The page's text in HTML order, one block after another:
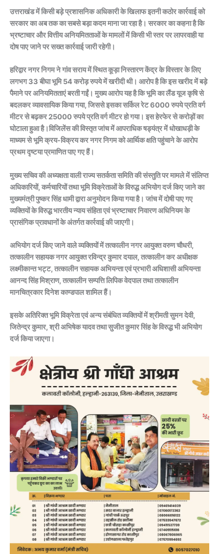
उत्तराखंड में किसी बड़े प्रशासनिक अधिकारी के खिलाफ इतनी कठोर कार्रवाई को
सरकार का अब तक का सबसे बड़ा कदम माना जा रहा है। सरकार का कहना है कि
भ्रष्टाचार और वित्तीय अनियमितताओं के मामलों में किसी भी स्तर पर लापरवाही या
दोष पाए जाने पर सख्त कार्रवाई जारी रहेगी।
हरिद्वार नगर निगम ने गांव सराय में स्थित कूड़ा निस्तारण केंद्र के विस्तार के लिए
लगभग 33 बीघा भूमि 54 करोड़ रुपये में खरीदी थी। आरोप है कि इस खरीद में बड़े
पैमाने पर अनियमितताएं बरती गईं। मुख्य आरोप यह है कि भूमि का लैंड यूज कृषि से
बदलकर व्यावसायिक किया गया, जिससे इसका सर्किल रेट 6000 रुपये प्रति वर्ग
मीटर से बढ़कर 25000 रुपये प्रति वर्ग मीटर हो गया। इस हेरफेर से करोड़ों का
घोटाला हुआ है।विजिलेंस की विस्तृत जांच में आपराधिक षड्यंत्र में धोखाधड़ी के
माध्यम से भूमि क्रय-विक्रय कर नगर निगम को आर्थिक क्षति पहुंचाने के आरोप
प्रथम दृष्टया प्रमाणित पाए गए हैं।
मुख्य सचिव की अध्यक्षता वाली राज्य सतर्कता समिति की संस्तुति पर मामले में संलिप्त
अधिकारियों, कर्मचारियों तथा भूमि विक्रेताओं के विरुद्ध अभियोग दर्ज किए जाने का
मुख्यमंत्री पुष्कर सिंह धामी द्वारा अनुमोदन किया गया है। जांच में दोषी पाए गए
व्यक्तियों के विरुद्ध भारतीय न्याय संहिता एवं भ्रष्टाचार निवारण अधिनियम के
प्रासंगिक प्रावधानों के अंतर्गत कार्रवाई की जाएगी।
अभियोग दर्ज किए जाने वाले व्यक्तियों में तत्कालीन नगर आयुक्त वरुण चौधरी,
तत्कालीन सहायक नगर आयुक्त रविन्द्र कुमार दयाल, तत्कालीन कर अधीक्षक
लक्ष्मीकान्त भट्ट, तत्कालीन सहायक अभियन्ता एवं प्रभारी अधिशासी अभियन्ता
आनन्द सिंह मिश्राण, तत्कालीन सम्पत्ति लिपिक वेदपाल तथा तत्कालीन
मानचित्रकार दिनेश काण्डपाल शामिल हैं।
इसके अतिरिक्त भूमि विक्रेता एवं अन्य संबंधित व्यक्तियों में श्रीमती सुमन देवी,
जितेन्द्र कुमार, श्री अभिषेक यादव तथा सुजीत कुमार सिंह के विरुद्ध भी अभियोग
दर्ज किया जाएगा।